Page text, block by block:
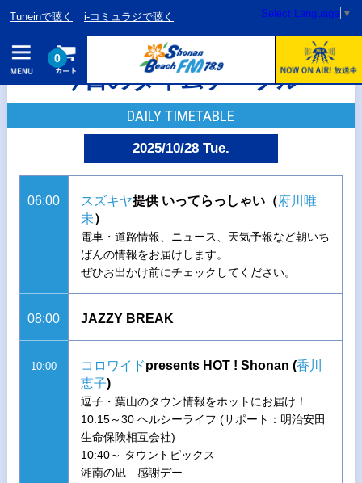
Tuneinで聴く i-コミュラジで聴く Select Language ▼
0
今日のタイムテーブル
DAILY TIMETABLE
2025/10/28 Tue.
06:00 スズキヤ提供 いってらっしゃい（府川唯
未）
電車・道路情報、ニュース、天気予報など朝いち
ばんの情報をお届けします。
ぜひお出かけ前にチェックしてください。
08:00 JAZZY BREAK
10:00 コロワイドpresents HOT ! Shonan (香川
恵子)
逗子・葉山のタウン情報をホットにお届け！
10:15～30 ヘルシーライフ (サポート：明治安田
生命保険相互会社)
10:40～ タウントピックス
湘南の凪 感謝デー